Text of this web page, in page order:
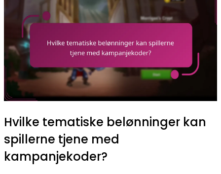
Hvilke tematiske belønninger kan
spillerne tjene med
kampanjekoder?